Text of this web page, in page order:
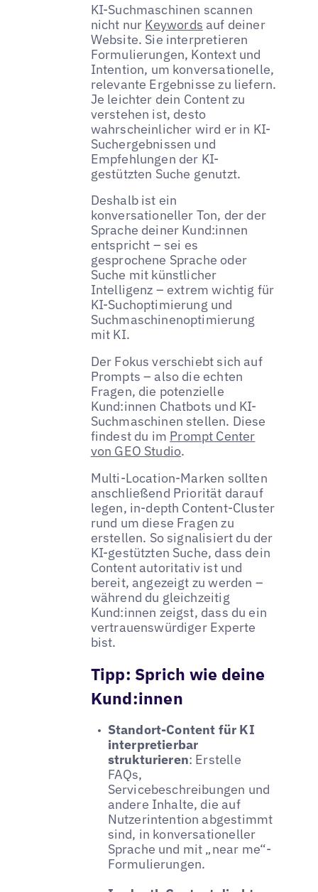
KI-Suchmaschinen scannen
nicht nur Keywords auf deiner
Website. Sie interpretieren
Formulierungen, Kontext und
Intention, um konversationelle,
relevante Ergebnisse zu liefern.
Je leichter dein Content zu
verstehen ist, desto
wahrscheinlicher wird er in KI-
Suchergebnissen und
Empfehlungen der KI-
gestützten Suche genutzt.
Deshalb ist ein
konversationeller Ton, der der
Sprache deiner Kund:innen
entspricht – sei es
gesprochene Sprache oder
Suche mit künstlicher
Intelligenz – extrem wichtig für
KI-Suchoptimierung und
Suchmaschinenoptimierung
mit KI.
Der Fokus verschiebt sich auf
Prompts – also die echten
Fragen, die potenzielle
Kund:innen Chatbots und KI-
Suchmaschinen stellen. Diese
findest du im Prompt Center
von GEO Studio.
Multi-Location-Marken sollten
anschließend Priorität darauf
legen, in-depth Content-Cluster
rund um diese Fragen zu
erstellen. So signalisiert du der
KI-gestützten Suche, dass dein
Content autoritativ ist und
bereit, angezeigt zu werden –
während du gleichzeitig
Kund:innen zeigst, dass du ein
vertrauenswürdiger Experte
bist.
Tipp: Sprich wie deine
Kund:innen
Standort-Content für KI
interpretierbar
strukturieren: Erstelle
FAQs,
Servicebeschreibungen und
andere Inhalte, die auf
Nutzerintention abgestimmt
sind, in konversationeller
Sprache und mit „near me“-
Formulierungen.